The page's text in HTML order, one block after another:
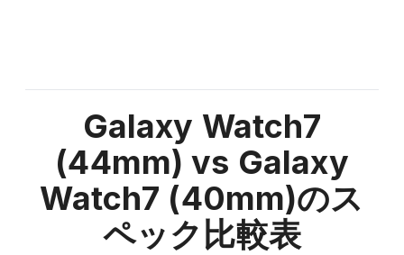
Galaxy Watch7
(44mm) vs Galaxy
Watch7 (40mm)のス
ペック比較表